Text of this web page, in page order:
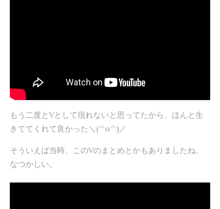
もう二度とVとして現れないと思ってたから、ほんと生
きててくれて良かった＼(^o^)／
そういえば当時、このVのまとめとかもありましたね。
なつかしい。